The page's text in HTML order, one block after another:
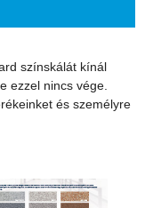
színskálát kínál
ezzel nincs vége.
és személyre